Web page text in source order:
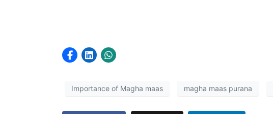
Importance of Magha maas magha maas purana